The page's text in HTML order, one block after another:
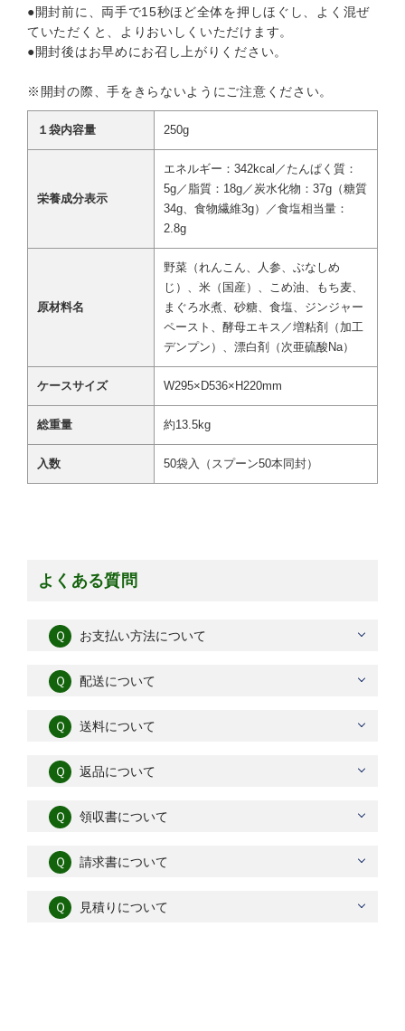
●開封前に、両手で15秒ほど全体を押しほぐし、よく混ぜ
ていただくと、よりおいしくいただけます。
●開封後はお早めにお召し上がりください。
※開封の際、手をきらないようにご注意ください。
１袋内容量 250g
栄養成分表示
エネルギー：342kcal／たんぱく質：
5g／脂質：18g／炭水化物：37g（糖質
34g、食物繊維3g）／食塩相当量：
2.8g
原材料名
野菜（れんこん、人参、ぶなしめ
じ）、米（国産）、こめ油、もち麦、
まぐろ水煮、砂糖、食塩、ジンジャー
ペースト、酵母エキス／増粘剤（加工
デンプン）、漂白剤（次亜硫酸Na）
ケースサイズ W295×D536×H220mm
総重量 約13.5kg
入数 50袋入（スプーン50本同封）
よくある質問
Ｑ お支払い方法について
Ｑ 配送について
Ｑ 送料について
Ｑ 返品について
Ｑ 領収書について
Ｑ 請求書について
Ｑ 見積りについて